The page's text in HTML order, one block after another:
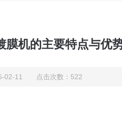
膜机的主要特点与优
02-11 点击次数：522